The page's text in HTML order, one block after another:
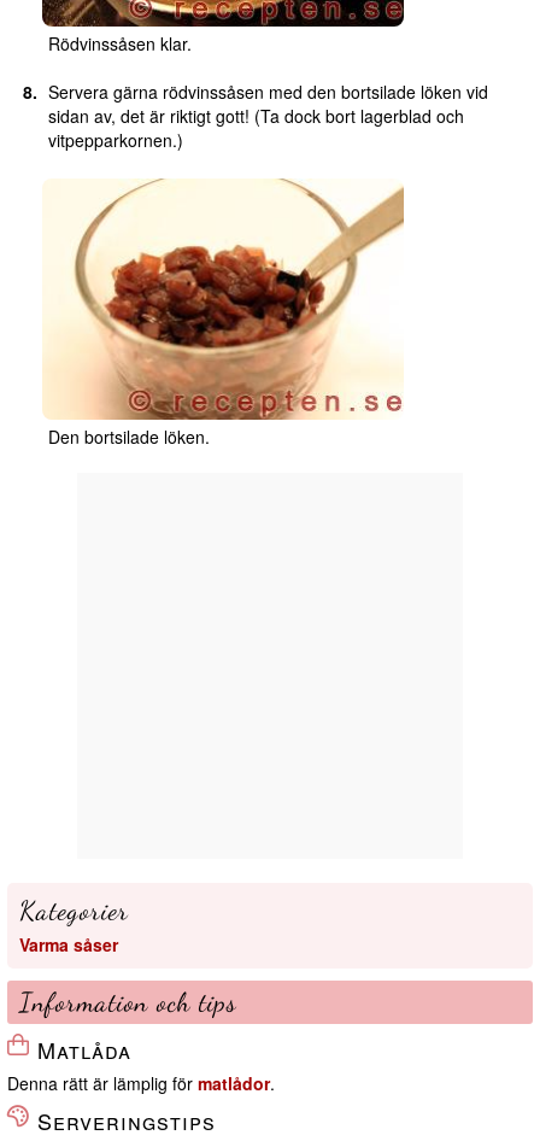
Rödvinssåsen klar.
Servera gärna rödvinssåsen med den bortsilade löken vid
sidan av, det är riktigt gott! (Ta dock bort lagerblad och
vitpepparkornen.)
Den bortsilade löken.
Kategorier
Varma såser
Information och tips
Matlåda
Denna rätt är lämplig för matlådor.
Serveringstips